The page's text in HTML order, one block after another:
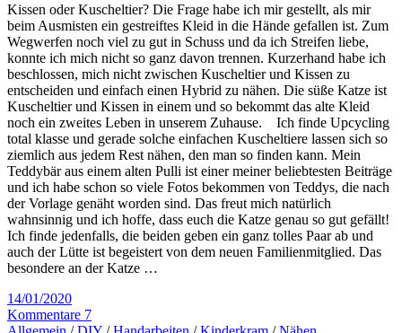
Kissen oder Kuscheltier? Die Frage habe ich mir gestellt, als mir
beim Ausmisten ein gestreiftes Kleid in die Hände gefallen ist. Zum
Wegwerfen noch viel zu gut in Schuss und da ich Streifen liebe,
konnte ich mich nicht so ganz davon trennen. Kurzerhand habe ich
beschlossen, mich nicht zwischen Kuscheltier und Kissen zu
entscheiden und einfach einen Hybrid zu nähen. Die süße Katze ist
Kuscheltier und Kissen in einem und so bekommt das alte Kleid
noch ein zweites Leben in unserem Zuhause. Ich finde Upcycling
total klasse und gerade solche einfachen Kuscheltiere lassen sich so
ziemlich aus jedem Rest nähen, den man so finden kann. Mein
Teddybär aus einem alten Pulli ist einer meiner beliebtesten Beiträge
und ich habe schon so viele Fotos bekommen von Teddys, die nach
der Vorlage genäht worden sind. Das freut mich natürlich
wahnsinnig und ich hoffe, dass euch die Katze genau so gut gefällt!
Ich finde jedenfalls, die beiden geben ein ganz tolles Paar ab und
auch der Lütte ist begeistert von dem neuen Familienmitglied. Das
besondere an der Katze …
14/01/2020
Kommentare 7